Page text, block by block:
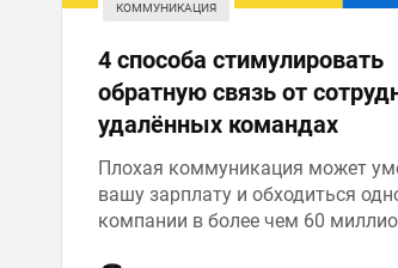
КОММУНИКАЦИЯ
4 способа стимулировать
обратную связь от
удалённых командах
Плохая коммуникация может
вашу зарплату и обходиться
компании в более чем 60